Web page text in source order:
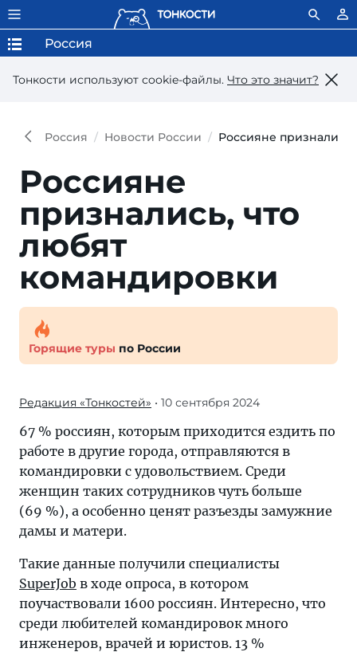
Тонкости используют сookie-файлы. Что это значит?
Россия
Россия Новости России Россияне
Россияне
признались, что
лю­бят
командировки
Горящие туры по России
Редакция «Тонкостей» • 10 сентября 2024
67 % россиян, которым приходится ездить по
работе в другие города, отправляются в
командировки с удовольствием. Среди
женщин таких сотрудников чуть больше
(69 %), а особенно ценят разъезды замужние
дамы и матери.
Такие данные получили специалисты
SuperJob в ходе опроса, в котором
поучаствовали 1600 россиян. Интересно, что
среди любителей командировок много
инженеров, врачей и юристов. 13 %